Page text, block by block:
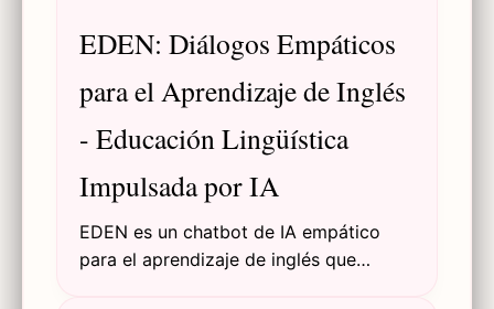
EDEN: Diálogos Empáticos
para el Aprendizaje de Inglés
- Educación Lingüística
Impulsada por IA
EDEN es un chatbot de IA empático
para el aprendizaje de inglés que